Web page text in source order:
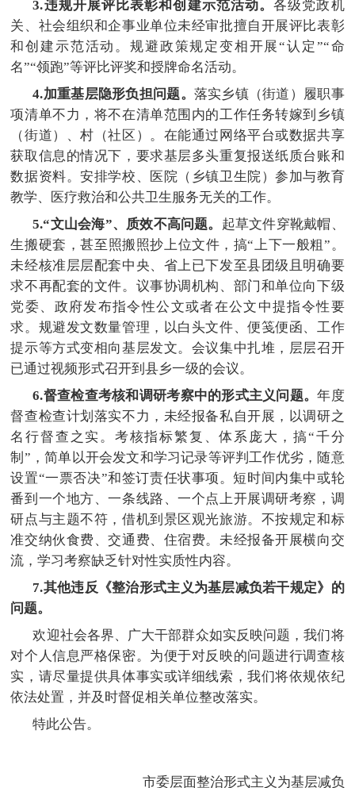
3.违规开展评比表彰和创建示范活动。各级党政机
关 、社会组织和企事业单位未经审批擅自开展评比表彰
和创建示范活动。规避政策规定变相开展“认定”“命
名”“领跑”等评比评奖和授牌命名活动。
4.加重基层隐形负担问题。 落实乡镇（街道）履职事
项清单不力，将不在清单范围内的工作任务转嫁到乡镇
（街道）、村（社区）。在能通过网络平台或数据共享
获取信息的情况下，要求基层多头重复报送纸质台账和
数据资料。安排学校、医院（乡镇卫生院）参加与教育
教学、医疗救治和公共卫生服务无关的工作。
5.“文山会海”、质效不高问题。 起草文件穿靴戴帽、
生搬硬套，甚至照搬照抄上位文件，搞“上下一般粗”。
未经核准层层配套中央、省上已下发至县团级且明确要
求不再配套的文件。议事协调机构、部门和单位向下级
党委、政府发布指令性公文或者在公文中提指令性要
求。规避发文数量管理，以白头文件、便笺便函、工作
提示等方式变相向基层发文。会议集中扎堆，层层召开
已通过视频形式召开到县乡一级的会议。
6.督查检查考核和调研考察中的形式主义问题。年度
督查检查计划落实不力，未经报备私自开展，以调研之
名行督查之实。考核指标繁复、体系庞大，搞“千分
制”，简单以开会发文和学习记录等评判工作优劣，随意
设置“一票否决”和签订责任状事项。短时间内集中或轮
番到一个地方、一条线路、一个点上开展调研考察，调
研点与主题不符，借机到景区观光旅游。不按规定和标
准交纳伙食费、交通费、住宿费。 未经报备开展横向交
流，学习考察缺乏针对性实质性内容。
7.其他违反《整治形式主义为基层减负若干规定》的
问题。
欢迎社会各界、广大干部群众如实反映问题，我们将
对个人信息严格保密。为便于对反映的问题进行调查核
实，请尽量提供具体事实或详细线索，我们将依规依纪
依法处置，并及时督促相关单位整改落实。
特此公告。
市委层面整治形式主义为基层减负